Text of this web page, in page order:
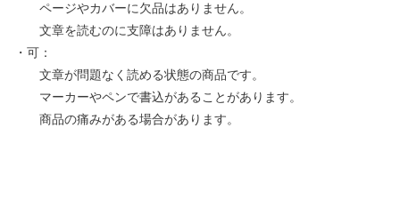
ページやカバーに欠品はありません。
文章を読むのに支障はありません。
・可：
文章が問題なく読める状態の商品です。
マーカーやペンで書込があることがあります。
商品の痛みがある場合があります。